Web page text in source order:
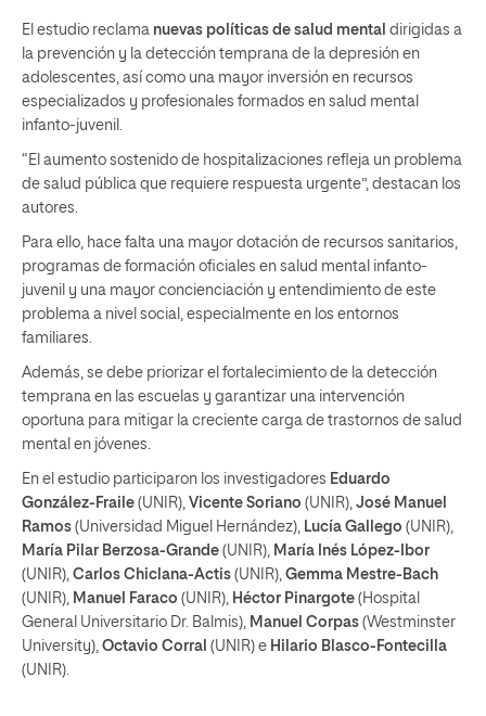
El estudio reclama nuevas políticas de salud mental dirigidas a
la prevención y la detección temprana de la depresión en
adolescentes, así como una mayor inversión en recursos
especializados y profesionales formados en salud mental
infanto-juvenil.
“El aumento sostenido de hospitalizaciones refleja un problema
de salud pública que requiere respuesta urgente”, destacan los
autores.
Para ello, hace falta una mayor dotación de recursos sanitarios,
programas de formación oficiales en salud mental infanto-
juvenil y una mayor concienciación y entendimiento de este
problema a nivel social, especialmente en los entornos
familiares.
Además, se debe priorizar el fortalecimiento de la detección
temprana en las escuelas y garantizar una intervención
oportuna para mitigar la creciente carga de trastornos de salud
mental en jóvenes.
En el estudio participaron los investigadores Eduardo
González-Fraile (UNIR), Vicente Soriano (UNIR), José Manuel
Ramos (Universidad Miguel Hernández), Lucía Gallego (UNIR),
María Pilar Berzosa-Grande (UNIR), María Inés López-Ibor
(UNIR), Carlos Chiclana-Actis (UNIR), Gemma Mestre-Bach
(UNIR), Manuel Faraco (UNIR), Héctor Pinargote (Hospital
General Universitario Dr. Balmis), Manuel Corpas (Westminster
University), Octavio Corral (UNIR) e Hilario Blasco-Fontecilla
(UNIR).